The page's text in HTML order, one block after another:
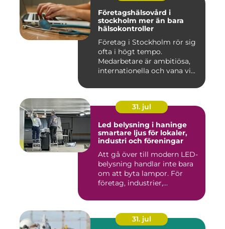
Företagshälsovård i
stockholm mer än bara
hälsokontroller
Företag i Stockholm rör sig
ofta i högt tempo.
Medarbetare är ambitiösa,
internationella och vana vi...
31. jul
Led belysning i haninge
smartare ljus för lokaler,
industri och föreningar
Att gå över till modern LED-
belysning handlar inte bara
om att byta lampor. För
företag, industrier,...
31. jul